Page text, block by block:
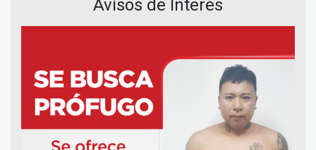
Avisos de Interés